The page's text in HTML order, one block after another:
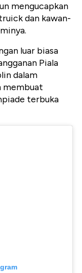
mengucapkan
dan kawan-
luar biasa
Piala
dalam
membuat
terbuka